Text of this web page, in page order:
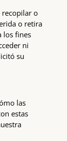
recopilar o
o retira
los fines
ni
su
las
estas